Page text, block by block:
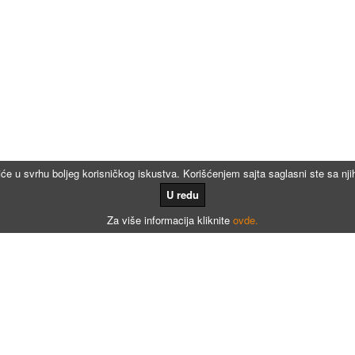
u svrhu boljeg korisničkog iskustva. Korišćenjem sajta saglasni ste sa
U redu
Za više informacija kliknite ovde.
Kalkulatori